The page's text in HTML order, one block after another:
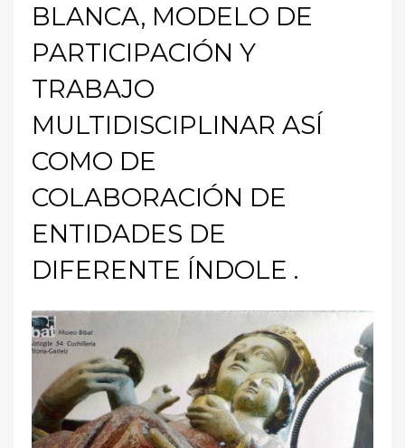
BLANCA, MODELO DE
PARTICIPACIÓN Y
TRABAJO
MULTIDISCIPLINAR ASÍ
COMO DE
COLABORACIÓN DE
ENTIDADES DE
DIFERENTE ÍNDOLE .